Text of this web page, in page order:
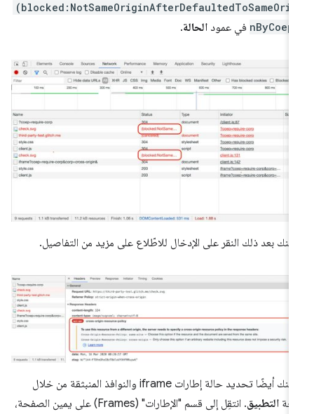
في عمودالحالة.
بعد ذلك النقر على الإدخال للاطّلاع على مزيد من التفاصيل.
يمكنك أيضًا تحديد حالة إطارات iframe والنوافذ المنبثقة من خلال
التطبيق
. انتقِل إلى قسم "الإطارات" (Frames) على يمين الصفحة،